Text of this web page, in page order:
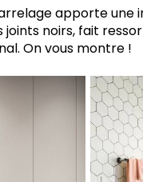
apporte une
noirs, fait
On vous montre !